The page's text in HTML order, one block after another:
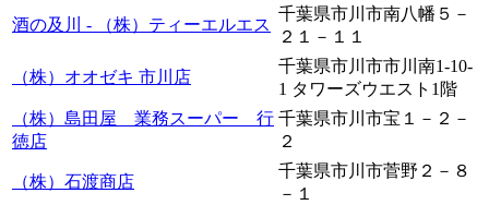
酒の及川 - （株）ティーエルエス
千葉県市川市南八幡５－
２１－１１
（株）オオゼキ 市川店
千葉県市川市市川南1-10-
1 タワーズウエスト1階
（株）島田屋 業務スーパー 行
徳店
千葉県市川市宝１－２－
２
（株）石渡商店
千葉県市川市菅野２－８
－１